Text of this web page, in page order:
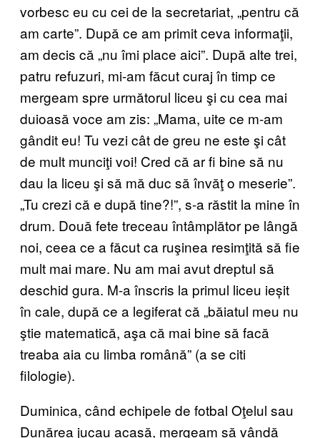
vorbesc eu cu cei de la secretariat, „pentru că
am carte”. După ce am primit ceva informaţii,
am decis că „nu îmi place aici”. După alte trei,
patru refuzuri, mi-am făcut curaj în timp ce
mergeam spre următorul liceu şi cu cea mai
duioasă voce am zis: „Mama, uite ce m-am
gândit eu! Tu vezi cât de greu ne este şi cât
de mult munciţi voi! Cred că ar fi bine să nu
dau la liceu şi să mă duc să învăţ o meserie”.
„Tu crezi că e după tine?!”, s-a răstit la mine în
drum. Două fete treceau întâmplător pe lângă
noi, ceea ce a făcut ca ruşinea resimţită să fie
mult mai mare. Nu am mai avut dreptul să
deschid gura. M-a înscris la primul liceu ieșit
în cale, după ce a legiferat că „băiatul meu nu
ştie matematică, aşa că mai bine să facă
treaba aia cu limba română” (a se citi
filologie).
Duminica, când echipele de fotbal Oţelul sau
Dunărea jucau acasă, mergeam să vândă